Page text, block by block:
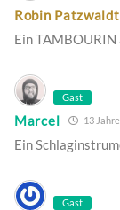
Robin Patzwaldt
Ein TAMBOURIN
Gast
Marcel 13
Ein
Gast